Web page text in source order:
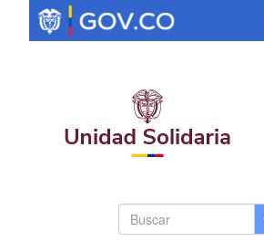
contenido
Buscar